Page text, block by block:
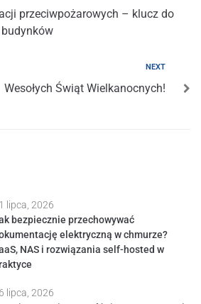
przeciwpożarowych – klucz do
NEXT
Wesołych Świąt Wielkanocnych!
lipca, 2026
bezpiecznie przechowywać
elektryczną w chmurze?
NAS i rozwiązania self-hosted w
lipca, 2026